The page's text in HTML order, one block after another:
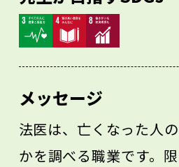
メッセージ
法医は、亡くなった人
かを調べる職業です。